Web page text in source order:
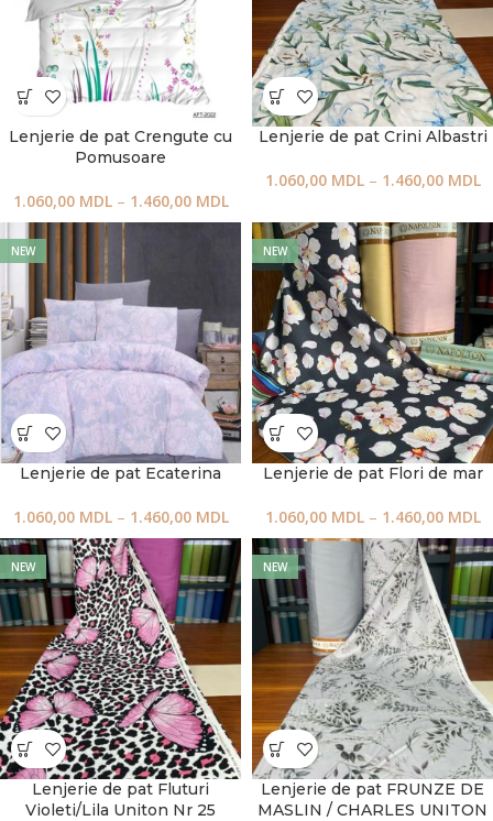
Lenjerie de pat Crengute cu
Pomusoare
1.060,00 MDL – 1.460,00 MDL
Lenjerie de pat Crini Albastri
1.060,00 MDL – 1.460,00 MDL
NEW
Lenjerie de pat Ecaterina
1.060,00 MDL – 1.460,00 MDL
NEW
Lenjerie de pat Flori de mar
1.060,00 MDL – 1.460,00 MDL
NEW
Lenjerie de pat Fluturi
Violeti/Lila Uniton Nr 25
NEW
Lenjerie de pat FRUNZE DE
MASLIN / CHARLES UNITON